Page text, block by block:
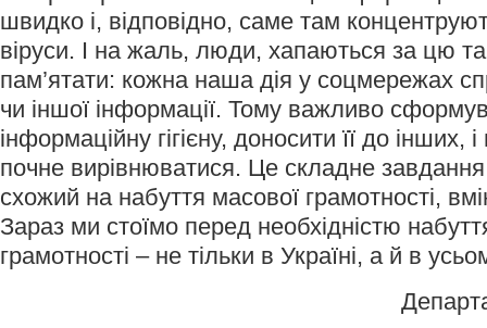
швидко і, відповідно, саме там
віруси. І на жаль, люди, хапаються за цю
пам’ятати: кожна наша дія у соцмережах
чи іншої інформації. Тому важливо
інформаційну гігієну, доносити її до інших,
почне вирівнюватися. Це складне
схожий на набуття масової грамотності,
Зараз ми стоїмо перед необхідністю
грамотності – не тільки в Україні, а й в